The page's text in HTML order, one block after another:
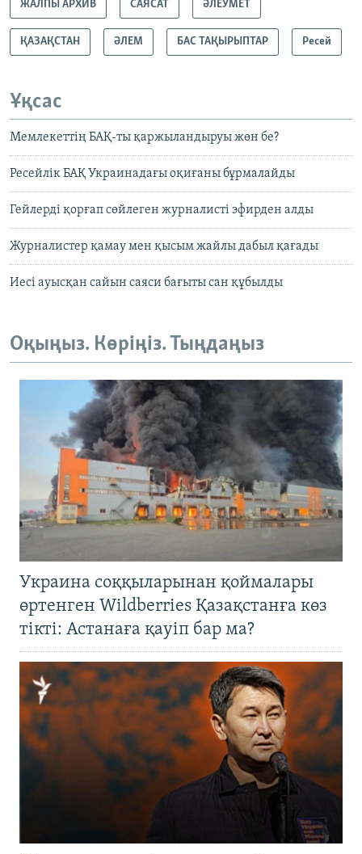
ЖАЛПЫ АРХИВ САЯСАТ ӘЛЕУМЕТ
ҚАЗАҚСТАН ӘЛЕМ БАС ТАҚЫРЫПТАР Ресей
Ұқсас
Мемлекеттің БАҚ-ты қаржыландыруы жөн бе?
Ресейлік БАҚ Украинадағы оқиғаны бұрмалайды
Гейлерді қорғап сөйлеген журналисті эфирден алды
Журналистер қамау мен қысым жайлы дабыл қағады
Иесі ауысқан сайын саяси бағыты сан құбылды
Оқыңыз. Көріңіз. Тыңдаңыз
Украина соққыларынан қоймалары
өртенген Wildberries Қазақстанға көз
тікті: Астанаға қауіп бар ма?